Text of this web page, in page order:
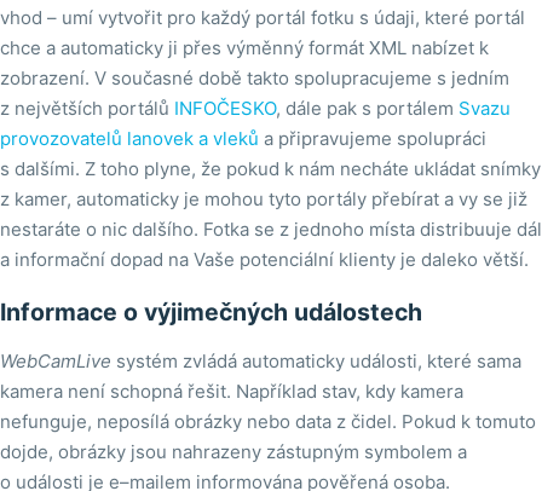
vhod – umí vytvořit pro každý portál fotku s údaji, které portál
chce a automaticky ji přes výměnný formát XML nabízet k
zobrazení. V současné době takto spolupracujeme s jedním
z největších portálů INFOČESKO, dále pak s portálem Svazu
provozovatelů lanovek a vleků a připravujeme spolupráci
s dalšími. Z toho plyne, že pokud k nám necháte ukládat snímky
z kamer, automaticky je mohou tyto portály přebírat a vy se již
nestaráte o nic dalšího. Fotka se z jednoho místa distribuuje dál
a informační dopad na Vaše potenciální klienty je daleko větší.
Informace o výjimečných událostech
WebCamLive systém zvládá automaticky události, které sama
kamera není schopná řešit. Například stav, kdy kamera
nefunguje, neposílá obrázky nebo data z čidel. Pokud k tomuto
dojde, obrázky jsou nahrazeny zástupným symbolem a
o události je e–mailem informována pověřená osoba.